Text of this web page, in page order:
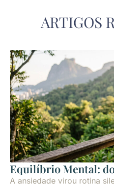
ARTIGOS
Equilíbrio Mental:
A ansiedade virou rotina